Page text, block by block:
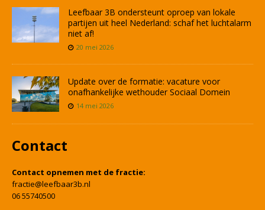
Leefbaar 3B ondersteunt oproep van lokale
partijen uit heel Nederland: schaf het luchtalarm
niet af!
20 mei 2026
Update over de formatie: vacature voor
onafhankelijke wethouder Sociaal Domein
14 mei 2026
Contact
Contact opnemen met de fractie:
fractie@leefbaar3b.nl
06 55740500